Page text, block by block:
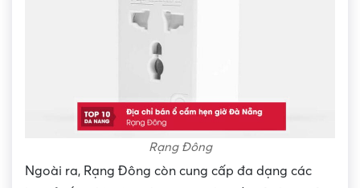
Rạng Đông
Ngoài ra, Rạng Đông còn cung cấp đa dạng các